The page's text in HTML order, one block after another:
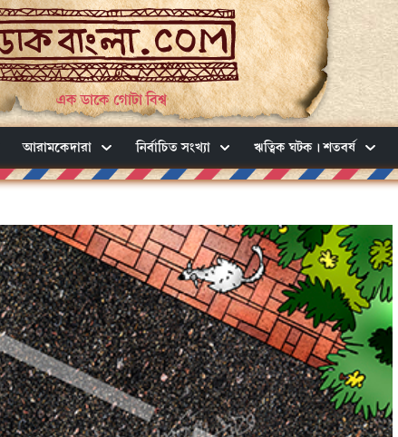
এক ডাকে গোটা বিশ্ব
আরামকেদারা নির্বাচিত সংখ্যা ঋত্বিক ঘটক। শতবর্ষ